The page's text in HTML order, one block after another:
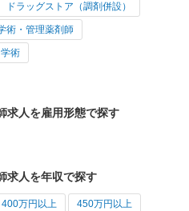
ドラッグストア（調剤併設）
術・管理薬剤師
術
求人を雇用形態で探す
求人を年収で探す
400万円以上 450万円以上